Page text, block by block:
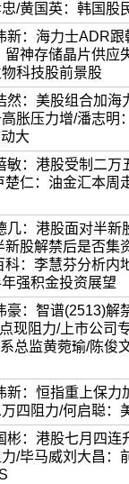
/黄国英：韩国股
新：海力士ADR跟
留神存储晶片供应
科技股前景股
然：美股组合加海
胀压力增/潘志明
大
敏：港股受制二万
楚仁：油金汇本周
几：港股面对半新
新股解禁后是否集
科：李慧芬分析内
强积金投资展望
豪：智谱(2513)解
现阻力/上市公司
总监黄菀瑜/陈俊
新：恒指重上保力
四阻力/何启聪：
彬：港股七月四连
/毕马威刘大昌：